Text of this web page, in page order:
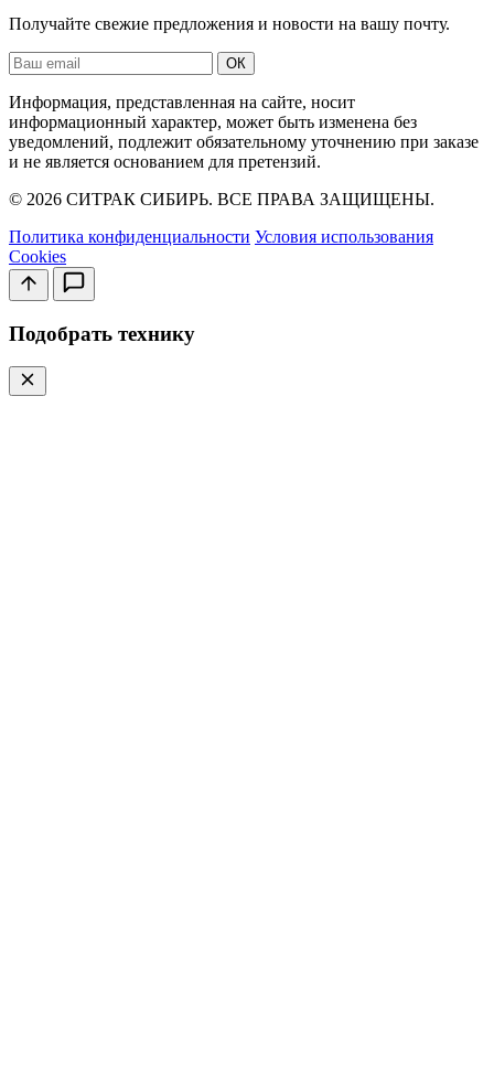
Получайте свежие предложения и новости на вашу почту.
Ваш
email
ОК
Информация, представленная на сайте, носит
информационный характер, может быть изменена без
уведомлений, подлежит обязательному уточнению при заказе
и не является основанием для претензий.
© 2026 СИТРАК СИБИРЬ. ВСЕ ПРАВА ЗАЩИЩЕНЫ.
Политика конфиденциальности Условия использования
Cookies
Подобрать технику